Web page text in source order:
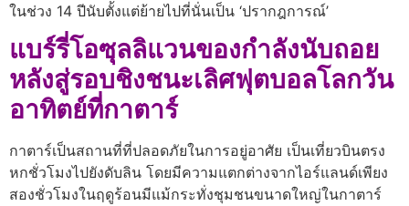
ในช่วง 14 ปีนับตั้งแต่ย้ายไปที่นั่นเป็น ‘ปรากฎการณ์’
แบร์รี่โอซุลลิแวนของกําลังนับถอย
หลังสู่รอบชิงชนะเลิศฟุตบอลโลกวัน
อาทิตย์ที่กาตาร์
กาตาร์เป็นสถานที่ที่ปลอดภัยในการอยู่อาศัย เป็นเที่ยวบินตรง
หกชั่วโมงไปยังดับลิน โดยมีความแตกต่างจากไอร์แลนด์เพียง
สองชั่วโมงในฤดูร้อนมีแม้กระทั่งชุมชนขนาดใหญ่ในกาตาร์